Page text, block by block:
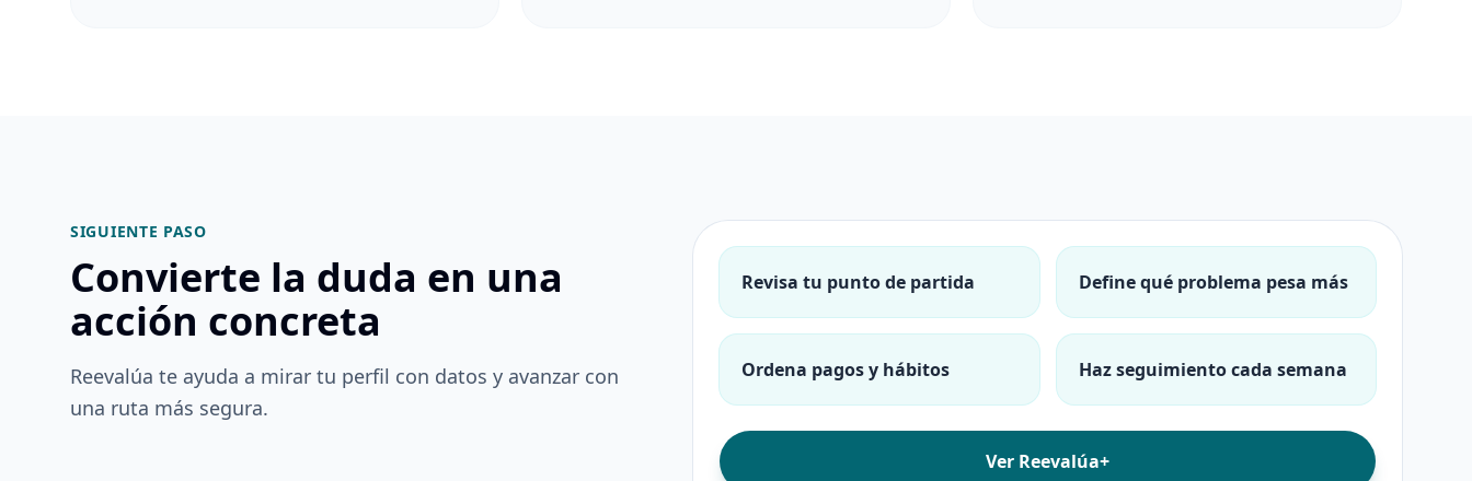
SIGUIENTE PASO
Convierte la duda en una
acción concreta
Reevalúa te ayuda a mirar tu perfil con datos y avanzar con
una ruta más segura.
Revisa tu punto de partida Define qué problema pesa más
Ordena pagos y hábitos Haz seguimiento cada semana
Ver Reevalúa+